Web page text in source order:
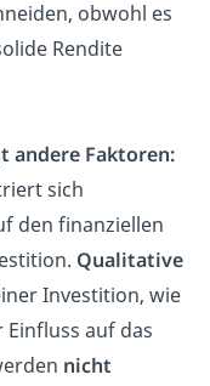
obwohl es
Rendite
andere Faktoren:
sich
den finanziellen
Qualitative
Investition, wie
Einfluss auf das
nicht